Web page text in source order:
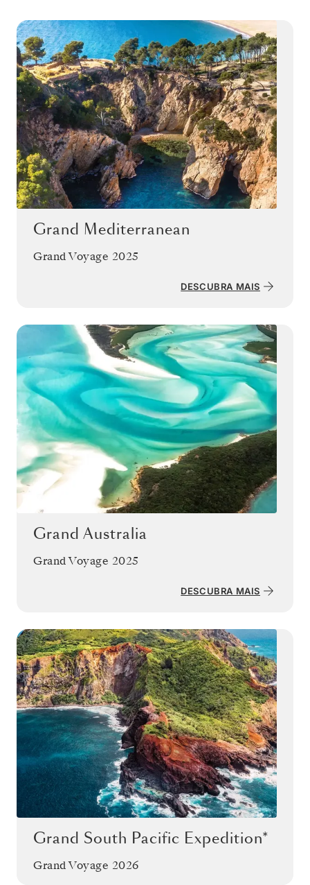
Grand Mediterranean
Grand Voyage 2025
DESCUBRA MAIS
Grand Australia
Grand Voyage 2025
DESCUBRA MAIS
Grand South Pacific Expedition*
Grand Voyage 2026